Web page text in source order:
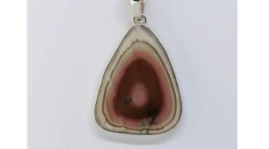
Pendentif Jaspe Impérial
110